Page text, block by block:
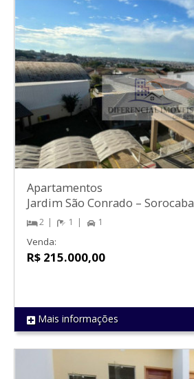
REF 1584
Apartamentos
Jardim São Conrado – Sorocaba
2 1 1
Venda:
R$ 215.000,00
Mais informações